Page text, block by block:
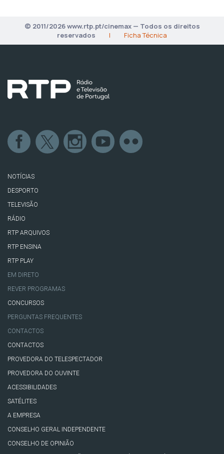
© 2011/2026 www.rtp.pt/cinemax — Todos os direitos
reservados
| Ficha Técnica
NOTÍCIAS
DESPORTO
TELEVISÃO
RÁDIO
RTP ARQUIVOS
RTP ENSINA
RTP PLAY
EM DIRETO
REVER PROGRAMAS
CONCURSOS
PERGUNTAS FREQUENTES
CONTACTOS
CONTACTOS
PROVEDORA DO TELESPECTADOR
PROVEDORA DO OUVINTE
ACESSIBILIDADES
SATÉLITES
A EMPRESA
CONSELHO GERAL INDEPENDENTE
CONSELHO DE OPINIÃO